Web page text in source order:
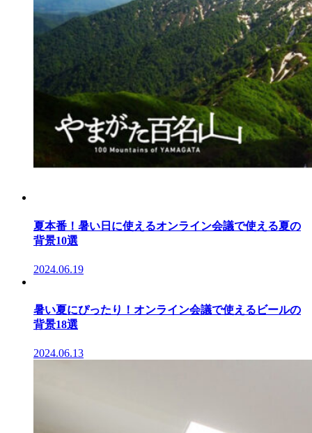
夏本番！暑い日に使えるオンライン会議で使える夏の
背景10選
2024.06.19
暑い夏にぴったり！オンライン会議で使えるビールの
背景18選
2024.06.13